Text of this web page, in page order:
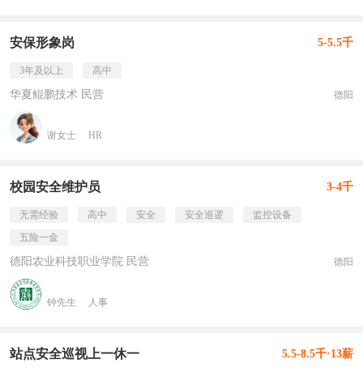
安保形象岗 5-5.5千
3年及以上 高中
华夏鲲鹏技术 民营 德阳
谢女士 HR
校园安全维护员 3-4千
无需经验 高中 安全 安全巡逻
监控设备
五险一金
德阳农业科技职业学院 民营 德阳
钟先生 人事
站点安全巡视上一休一 5.5-8.5千·13薪